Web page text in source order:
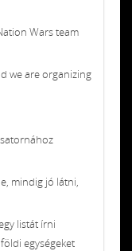
Wars team
we are organizing
mindig jó látni,
listát írni
egységeket